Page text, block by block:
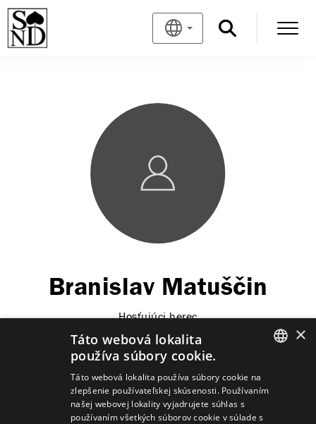
Branislav Matuščin
Hosťujúci herec
Predstavenia
×
Táto webová lokalita
používa súbory cookie.
Táto webová lokalita používa súbory cookie na
zlepšenie používateľskej skúsenosti. Používaním
našej webovej lokality vyjadrujete súhlas s
používaním všetkých súborov cookie v súlade s